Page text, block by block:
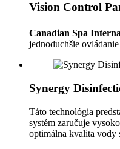
Vision Control
Canadian Spa
jednoduchšie
Synergy
Táto technológia
systém zaručuje
optimálna kvalita vody